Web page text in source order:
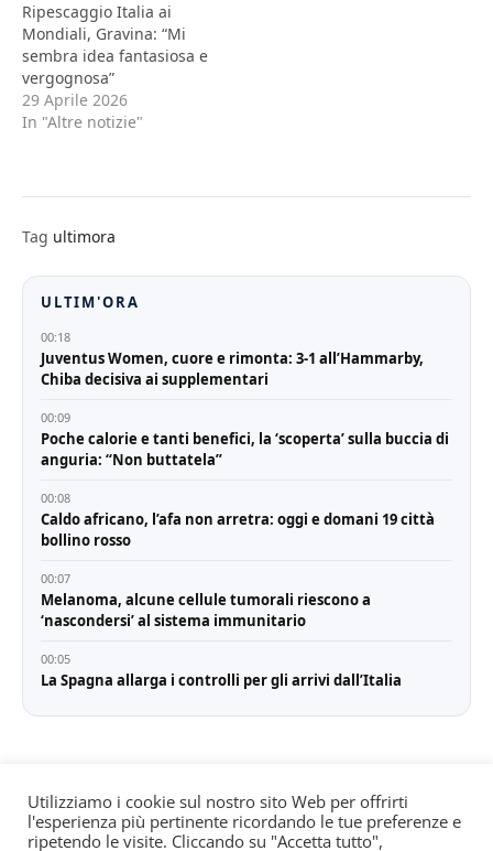
Ripescaggio Italia ai
Mondiali, Gravina: “Mi
sembra idea fantasiosa e
vergognosa”
29 Aprile 2026
In "Altre notizie"
Tag ultimora
ULTIM'ORA
00:18
Juventus Women, cuore e rimonta: 3-1 all’Hammarby,
Chiba decisiva ai supplementari
00:09
Poche calorie e tanti benefici, la ‘scoperta’ sulla buccia di
anguria: “Non buttatela”
00:08
Caldo africano, l’afa non arretra: oggi e domani 19 città
bollino rosso
00:07
Melanoma, alcune cellule tumorali riescono a
‘nascondersi’ al sistema immunitario
00:05
La Spagna allarga i controlli per gli arrivi dall’Italia
© All rights reserved. Quotidiano registrato all'albo dei
Utilizziamo i cookie sul nostro sito Web per offrirti
l'esperienza più pertinente ricordando le tue preferenze e
ripetendo le visite. Cliccando su "Accetta tutto",